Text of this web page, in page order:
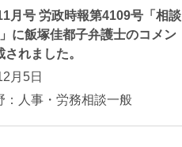
月号 労政時報第4109号「相談
に飯塚佳都子弁護士のコメン
されました。
月5日
：人事・労務相談一般